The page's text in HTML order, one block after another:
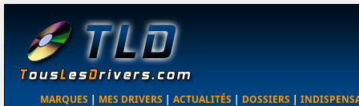
MARQUES | MES DRIVERS | ACTUALITÉS | DOSSIERS |